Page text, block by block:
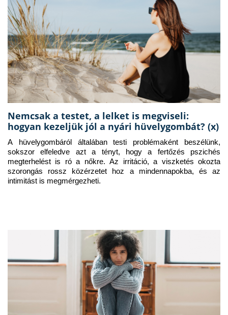
Nemcsak a testet, a lelket is megviseli:
hogyan kezeljük jól a nyári hüvelygombát? (x)
A hüvelygombáról általában testi problémaként beszélünk,
sokszor elfeledve azt a tényt, hogy a fertőzés pszichés
megterhelést is ró a nőkre. Az irritáció, a viszketés okozta
szorongás rossz közérzetet hoz a mindennapokba, és az
intimitást is megmérgezheti.